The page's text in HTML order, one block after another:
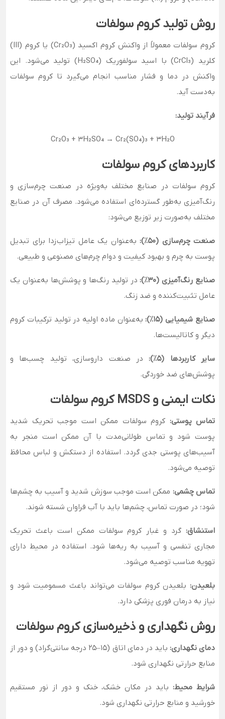
روش تولید کروم سولفات
کروم سولفات معمولاً از واکنش کروم اکسید (Cr₂O₃) یا کروم (III)
کلرید (CrCl₃) با اسید سولفوریک (H₂SO₄) تولید می‌شود. این
واکنش در دما و فشار مناسب انجام می‌گیرد تا کروم سولفات
به‌دست آید.
فرآیند تولید:
Cr₂O₃ + 3H₂SO₄ → Cr₂(SO₄)₃ + 3H₂O
کاربردهای کروم سولفات
کروم سولفات در صنایع مختلف به‌ویژه در صنعت چرم‌سازی و
رنگ‌آمیزی به‌طور گسترده‌ای استفاده می‌شود. مصرف آن در صنایع
مختلف به‌صورت زیر توزیع می‌شود:
صنعت چرم‌سازی (۵۰٪):
به‌عنوان یک عامل تیزاب‌زدا برای تبدیل
پوست به چرم و بهبود کیفیت و دوام چرم‌های مصنوعی و طبیعی.
صنایع رنگ‌آمیزی (۳۰٪):
در تولید رنگ‌ها و پوشش‌ها به‌عنوان یک
عامل تثبیت‌کننده و ضد زنگ.
صنایع شیمیایی (۱۵٪):
به‌عنوان ماده اولیه در تولید ترکیبات کروم
دیگر و کاتالیست‌ها.
سایر کاربردها (۵٪):
در صنعت داروسازی، تولید چسب‌ها و
پوشش‌های ضد خوردگی.
نکات ایمنی و MSDS کروم سولفات
تماس پوستی: کروم سولفات ممکن است موجب تحریک شدید
پوست شود و تماس طولانی‌مدت با آن ممکن است منجر به
آسیب‌های پوستی جدی گردد. استفاده از دستکش و لباس محافظ
توصیه می‌شود.
تماس چشمی: ممکن است موجب سوزش شدید و آسیب به چشم‌ها
شود؛ در صورت تماس، چشم‌ها باید با آب فراوان شسته شوند.
استنشاق: گرد و غبار کروم سولفات ممکن است باعث تحریک
مجاری تنفسی و آسیب به ریه‌ها شود. استفاده در محیط دارای
تهویه مناسب توصیه می‌شود.
بلعیدن: بلعیدن کروم سولفات می‌تواند باعث مسمومیت شود و
نیاز به درمان فوری پزشکی دارد.
روش نگهداری و ذخیره‌سازی کروم سولفات
دمای نگهداری:
باید در دمای اتاق (۱۵–۲۵ درجه سانتی‌گراد) و دور از
منابع حرارتی نگهداری شود.
شرایط محیط:باید در مکان خشک، خنک و دور از نور مستقیم
خورشید و منابع حرارتی نگهداری شود.